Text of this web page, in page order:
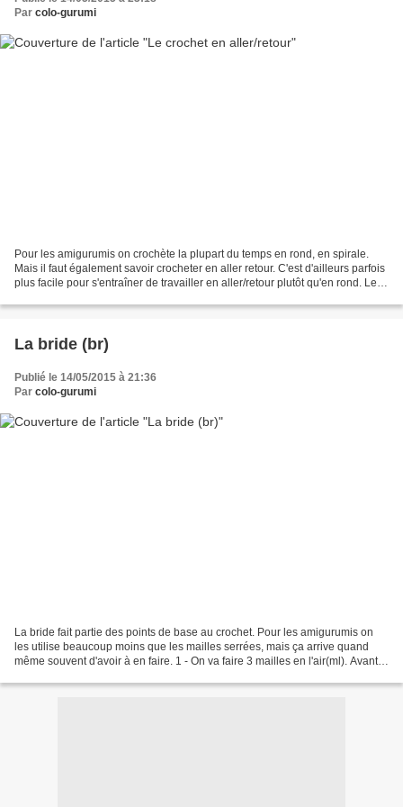
Par colo-gurumi
Pour les amigurumis on crochète la plupart du temps en rond, en spirale.
Mais il faut également savoir crocheter en aller retour. C'est d'ailleurs parfois
plus facile pour s'entraîner de travailler en aller/retour plutôt qu'en rond. Les
La bride (br)
Publié le 14/05/2015 à 21:36
Par colo-gurumi
La bride fait partie des points de base au crochet. Pour les amigurumis on
les utilise beaucoup moins que les mailles serrées, mais ça arrive quand
même souvent d'avoir à en faire. 1 - On va faire 3 mailles en l'air(ml). Avant